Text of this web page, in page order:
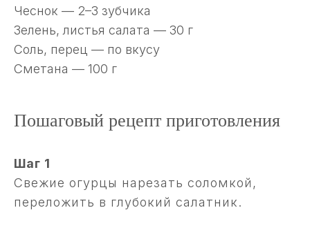
Чеснок — 2–3 зубчика
Зелень, листья салата — 30 г
Соль, перец — по вкусу
Сметана — 100 г
Пошаговый рецепт приготовления
Шаг 1
Свежие огурцы нарезать соломкой,
переложить в глубокий салатник.